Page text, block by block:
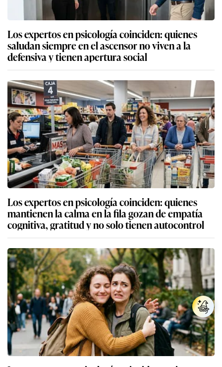
Los expertos en psicología coinciden: quienes
saludan siempre en el ascensor no viven a la
defensiva y tienen apertura social
Los expertos en psicología coinciden: quienes
mantienen la calma en la fila gozan de empatía
cognitiva, gratitud y no solo tienen autocontrol